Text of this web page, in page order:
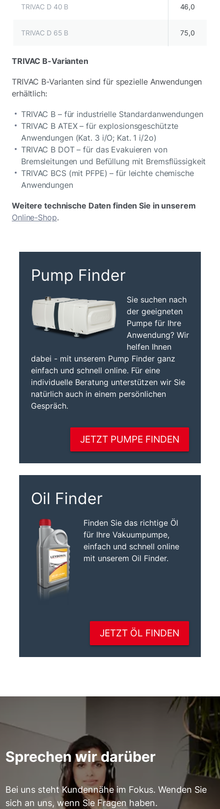
TRIVAC D 40 B 46,0
TRIVAC D 65 B 75,0
TRIVAC B-Varianten
TRIVAC B-Varianten sind für spezielle Anwendungen
erhältlich:
TRIVAC B – für industrielle Standardanwendungen
TRIVAC B ATEX – für explosionsgeschützte
Anwendungen (Kat. 3 i/O; Kat. 1 i/2o)
TRIVAC B DOT – für das Evakuieren von
Bremsleitungen und Befüllung mit Bremsflüssigkeit
TRIVAC BCS (mit PFPE) – für leichte chemische
Anwendungen
Weitere technische Daten finden Sie in unserem
Online-Shop.
Sprechen wir darüber
Bei uns steht Kundennähe im Fokus. Wenden Sie
sich an uns, wenn Sie Fragen haben.